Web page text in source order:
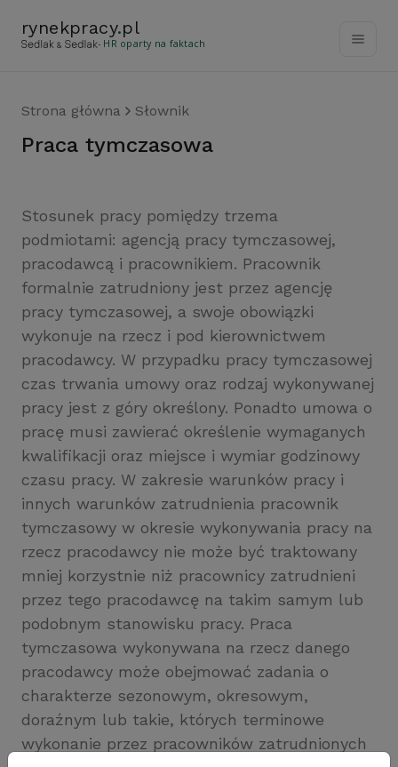
rynekpracy.pl
- HR oparty na faktach
Strona główna Słownik
praca tymczasowa
Stosunek pracy pomiędzy trzema
podmiotami: agencją pracy tymczasowej,
pracodawcą i pracownikiem. Pracownik
formalnie zatrudniony jest przez agencję
pracy tymczasowej, a swoje obowiązki
wykonuje na rzecz i pod kierownictwem
pracodawcy. W przypadku pracy tymczasowej
czas trwania umowy oraz rodzaj wykonywanej
pracy jest z góry określony. Ponadto umowa o
pracę musi zawierać określenie wymaganych
kwalifikacji oraz miejsce i wymiar godzinowy
czasu pracy. W zakresie warunków pracy i
innych warunków zatrudnienia pracownik
tymczasowy w okresie wykonywania pracy na
rzecz pracodawcy nie może być traktowany
mniej korzystnie niż pracownicy zatrudnieni
przez tego pracodawcę na takim samym lub
podobnym stanowisku pracy. Praca
tymczasowa wykonywana na rzecz danego
pracodawcy może obejmować zadania o
charakterze sezonowym, okresowym,
doraźnym lub takie, których terminowe
wykonanie przez pracowników zatrudnionych